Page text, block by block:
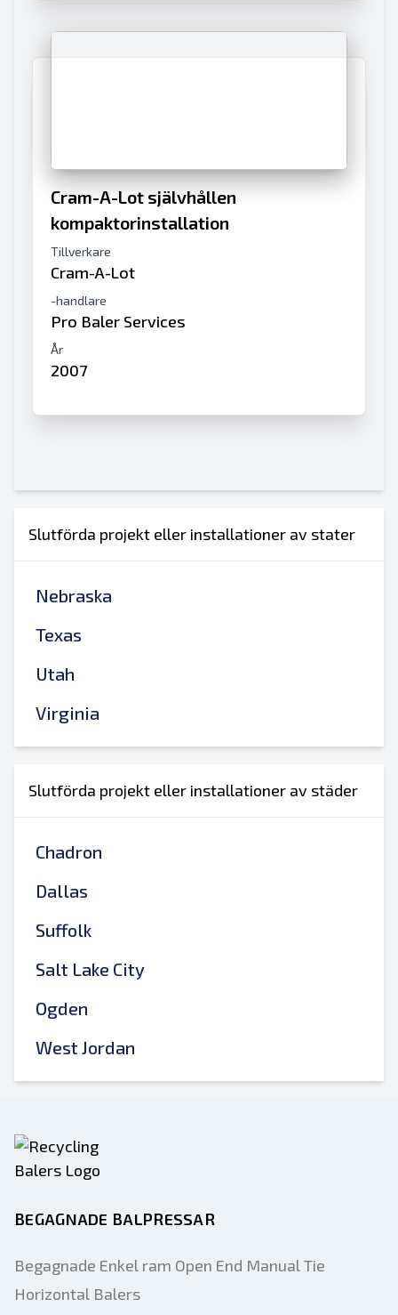
Cram-A-Lot självhållen
kompaktorinstallation
Tillverkare
Cram-A-Lot
-handlare
Pro Baler Services
År
2007
Slutförda projekt eller installationer av stater
Nebraska
Texas
Utah
Virginia
Slutförda projekt eller installationer av städer
Chadron
Dallas
Suffolk
Salt Lake City
Ogden
West Jordan
BEGAGNADE BALPRESSAR
Begagnade Enkel ram Open End Manual Tie
Horizontal Balers